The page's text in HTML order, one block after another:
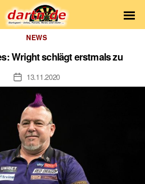
Dartn.de
Kategorien
NEWS
Wright schlägt erstmals zu
Veröffentlichungsdatum
13.11.2020